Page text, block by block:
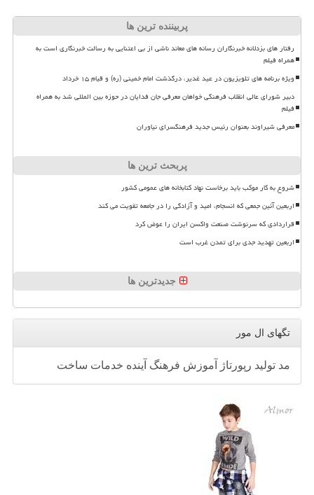
پربیننده ترین ها
رفتار های بزدلانه خبرنگاران رسانه های معاند ناشی از بی اعتنایی به رسالت خبرنگاری است به
همراه فیلم
ویژه برنامه های تلویزیون در عید غدیر، درگذشت امام خمینی (ره) و قیام ۱۵ خرداد
دبیر شورای عالی انقلاب فرهنگی خواهان معرفی جان فدایان در حوزه بین المللی شد به همراه
فیلم
معرفی شیراوند بعنوان رئیس جدید فرهنگسرای نیاوران
پربحث ترین ها
شروع به کار موکب باید برخاست نهاد کتابخانه های عمومی کشور
اربعین آئین جمعی که انسجام، امید و آزادگی را در جامعه تقویت می کند
قراردادی که سرنوشت صنعت واکسن ایران را عوض کرد
اربعین تهدید جدی برای تمدن غرب است
جدیدترین ها
تگهای ال مور
مد تولید رپورتاژ آموزش فرهنگ آینده خدمات ساخت